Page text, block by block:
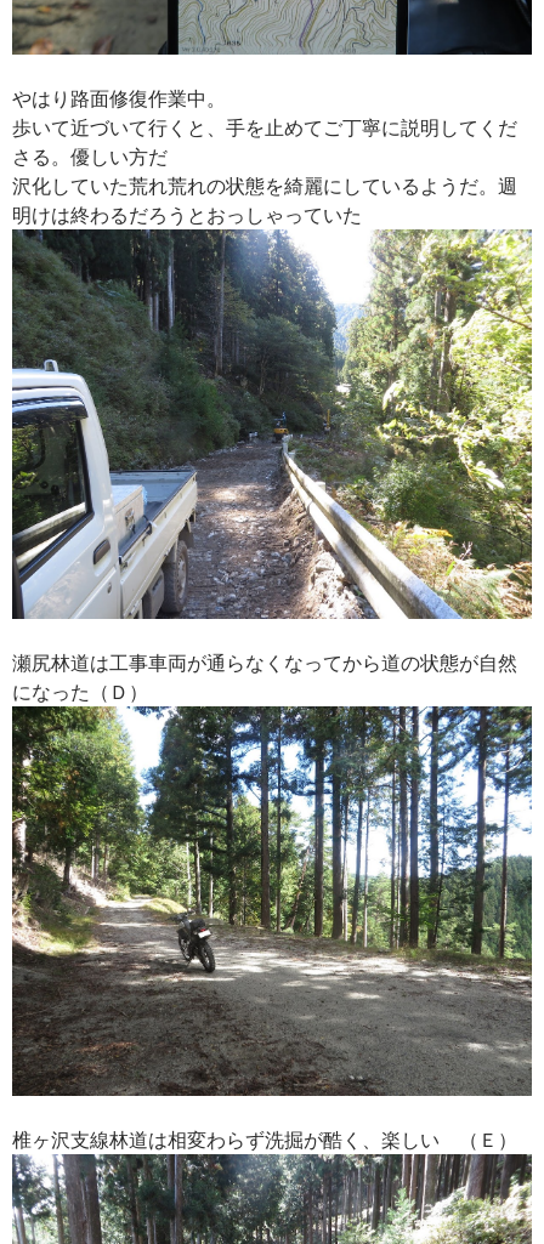
やはり路面修復作業中。
歩いて近づいて行くと、手を止めてご丁寧に説明してくだ
さる。優しい方だ
沢化していた荒れ荒れの状態を綺麗にしているようだ。週
明けは終わるだろうとおっしゃっていた
瀬尻林道は工事車両が通らなくなってから道の状態が自然
になった（Ｄ）
椎ヶ沢支線林道は相変わらず洗掘が酷く、楽しい （Ｅ）